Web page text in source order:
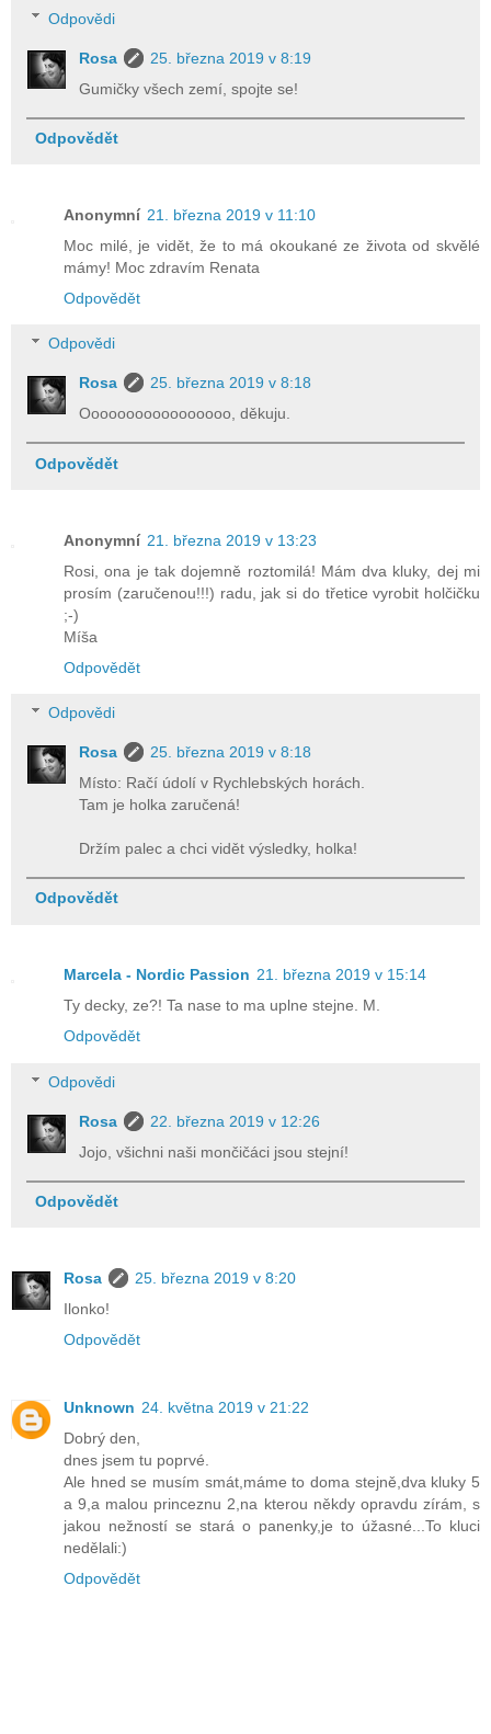
Odpovědi
Rosa
25. března 2019 v 8:19
Gumičky všech zemí, spojte se!
Odpovědět
Anonymní 21. března 2019 v 11:10
Moc milé, je vidět, že to má okoukané ze života od skvělé
mámy! Moc zdravím Renata
Odpovědět
Odpovědi
Rosa
25. března 2019 v 8:18
Ooooooooooooooooo, děkuju.
Odpovědět
Anonymní 21. března 2019 v 13:23
Rosi, ona je tak dojemně roztomilá! Mám dva kluky, dej mi
prosím (zaručenou!!!) radu, jak si do třetice vyrobit holčičku
;-)
Míša
Odpovědět
Odpovědi
Rosa
25. března 2019 v 8:18
Místo: Račí údolí v Rychlebských horách.
Tam je holka zaručená!
Držím palec a chci vidět výsledky, holka!
Odpovědět
Marcela - Nordic Passion 21. března 2019 v 15:14
Ty decky, ze?! Ta nase to ma uplne stejne. M.
Odpovědět
Odpovědi
Rosa
22. března 2019 v 12:26
Jojo, všichni naši mončičáci jsou stejní!
Odpovědět
Rosa
25. března 2019 v 8:20
Ilonko!
Odpovědět
Unknown 24. května 2019 v 21:22
Dobrý den,
dnes jsem tu poprvé.
Ale hned se musím smát,máme to doma stejně,dva kluky 5
a 9,a malou princeznu 2,na kterou někdy opravdu zírám, s
jakou nežností se stará o panenky,je to úžasné...To kluci
nedělali:)
Odpovědět